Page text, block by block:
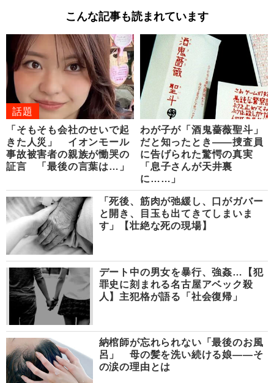
こんな記事も読まれています
話題
「そもそも会社のせいで起
きた人災」 イオンモール
事故被害者の親族が慟哭の
証言 「最後の言葉は…」
わが子が「酒鬼薔薇聖斗」
だと知ったとき――捜査員
に告げられた驚愕の真実
「息子さんが天井裏
に……」
「死後、筋肉が弛緩し、口がガバー
と開き、目玉も出てきてしまいま
す」【壮絶な死の現場】
デート中の男女を暴行、強姦…【犯
罪史に刻まれる名古屋アベック殺
人】主犯格が語る「社会復帰」
納棺師が忘れられない「最後のお風
呂」 母の髪を洗い続ける娘――そ
の涙の理由とは